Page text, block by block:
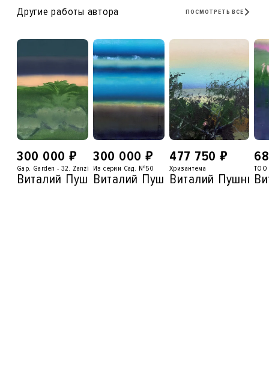
Другие работы автора ПОСМОТРЕТЬ ВСЕ
300 000 ₽
Gap. Garden - 32. Zanzibar 1 Palm
Виталий Пушницкий
300 000 ₽
Из серии Сад. №50
Виталий Пушницкий
477 750 ₽
Хризантема
Виталий
TOO